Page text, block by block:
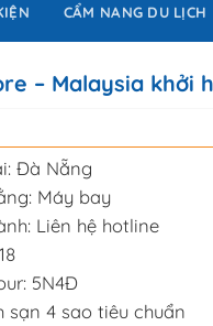
CẨM NANG DU LỊCH
– Malaysia khởi
Đà Nẵng
Máy bay
Liên hệ hotline
5N4Đ
sạn 4 sao tiêu chuẩn